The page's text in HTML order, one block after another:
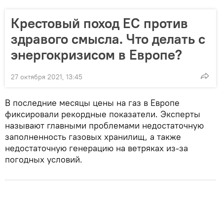
Крестовый поход ЕС против
здравого смысла. Что делать с
энергокризисом в Европе?
27 октября 2021, 13:45
В последние месяцы цены на газ в Европе
фиксировали рекордные показатели. Эксперты
называют главными проблемами недостаточную
заполненность газовых хранилищ, а также
недостаточную генерацию на ветряках из-за
погодных условий.